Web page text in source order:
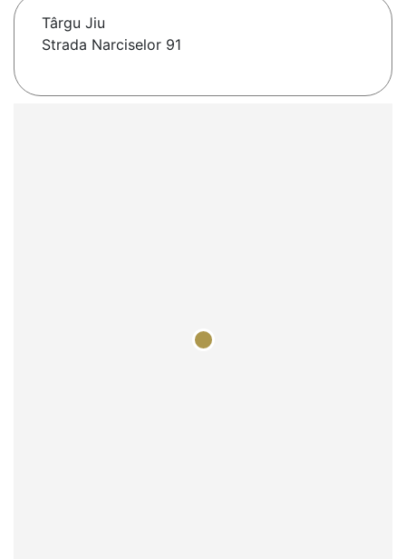
Târgu Jiu
Strada Narciselor 91